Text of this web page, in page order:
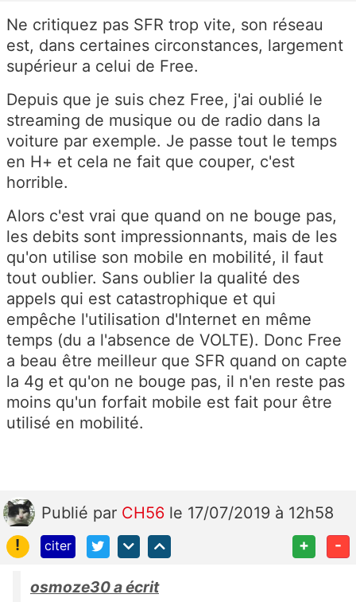
Ne critiquez pas SFR trop vite, son réseau
est, dans certaines circonstances, largement
supérieur a celui de Free.
Depuis que je suis chez Free, j'ai oublié le
streaming de musique ou de radio dans la
voiture par exemple. Je passe tout le temps
en H+ et cela ne fait que couper, c'est
horrible.
Alors c'est vrai que quand on ne bouge pas,
les debits sont impressionnants, mais de les
qu'on utilise son mobile en mobilité, il faut
tout oublier. Sans oublier la qualité des
appels qui est catastrophique et qui
empêche l'utilisation d'Internet en même
temps (du a l'absence de VOLTE). Donc Free
a beau être meilleur que SFR quand on capte
la 4g et qu'on ne bouge pas, il n'en reste pas
moins qu'un forfait mobile est fait pour être
utilisé en mobilité.
Publié par CH56 le 17/07/2019 à 12h58
!
citer + -
osmoze30 a écrit